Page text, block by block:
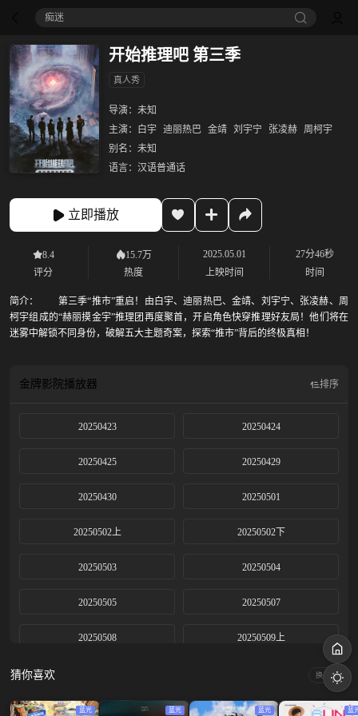
痴迷
开始推理吧 第三季
真人秀
导演： 未知
主演：
白宇 迪丽热巴 金靖 刘宇宁 张凌赫 周柯宇
别名： 未知
语言： 汉语普通话
立即播放
8.4
评分
15.7万
热度
2025.05.01
上映时间
27分46秒
时间
简介：
第三季“推市”重启！由白宇、迪丽热巴、金靖、刘宇宁、张凌赫、周
柯宇组成的“赫丽摸金宇”推理团再度聚首，开启角色快穿推理好友局！他们将在
迷雾中解锁不同身份，破解五大主题奇案，探索“推市”背后的终极真相！
金牌影院播放器 排序
20250423 20250424
20250425 20250429
20250430 20250501
20250502上 20250502下
20250503 20250504
20250505 20250507
20250508 20250509上
20250514 20250515
猜你喜欢 换一换
蓝光 蓝光 蓝光 蓝